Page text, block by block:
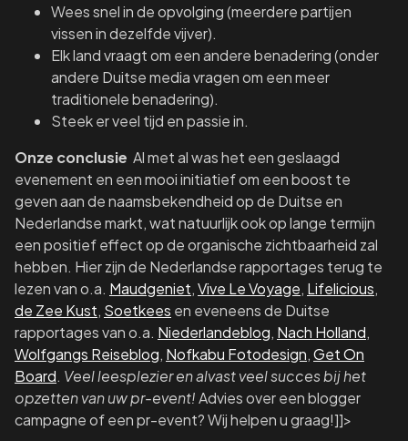
Wees snel in de opvolging (meerdere partijen
vissen in dezelfde vijver).
Elk land vraagt om een andere benadering (onder
andere Duitse media vragen om een meer
traditionele benadering).
Steek er veel tijd en passie in.
Onze conclusie Al met al was het een geslaagd
evenement en een mooi initiatief om een boost te
geven aan de naamsbekendheid op de Duitse en
Nederlandse markt, wat natuurlijk ook op lange termijn
een positief effect op de organische zichtbaarheid zal
hebben. Hier zijn de Nederlandse rapportages terug te
lezen van o.a. Maudgeniet,Vive Le Voyage, Lifelicious,
de Zee Kust, Soetkees en eveneens de Duitse
rapportages van o.a. Niederlandeblog, Nach Holland,
Wolfgangs Reiseblog, Nofkabu Fotodesign,Get On
Board. Veel leesplezier en alvast veel succes bij het
opzetten van uw pr-event!Advies over een blogger
campagne of een pr-event? Wij helpen u graag!]]>